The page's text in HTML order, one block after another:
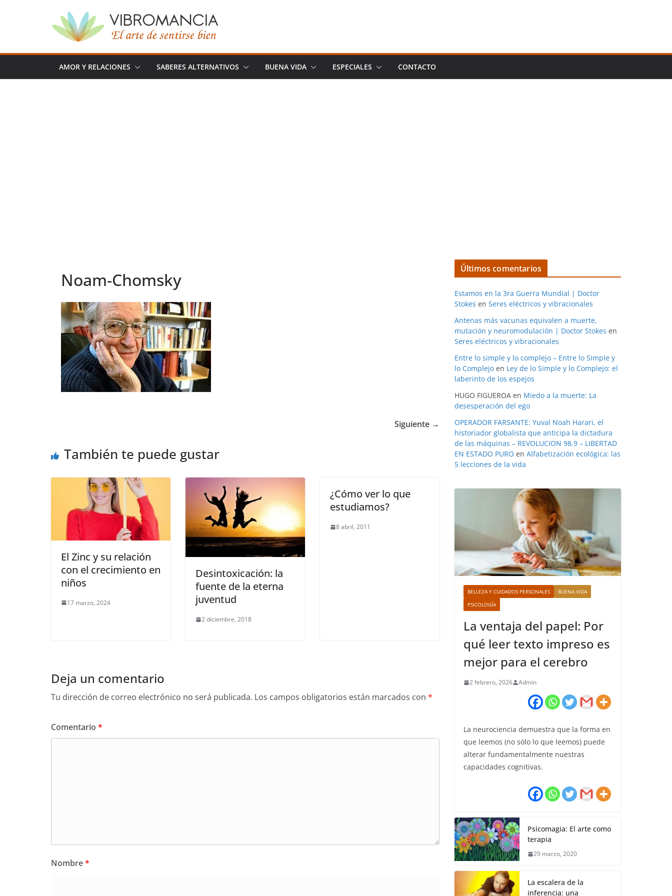
AMOR Y RELACIONES SABERES ALTERNATIVOS BUENA VIDA ESPECIALES CONTACTO
Noam-Chomsky
Siguiente →
También te puede gustar
El Zinc y su relación
con el crecimiento en
niños
17 marzo, 2024
Desintoxicación: la
fuente de la eterna
juventud
2 diciembre, 2018
¿Cómo ver lo que
estudiamos?
8 abril, 2011
Deja un comentario
Tu dirección de correo electrónico no será publicada. Los campos obligatorios están marcados con *
Comentario *
Nombre*
Últimos comentarios
Estamos en la 3ra Guerra Mundial | Doctor
Stokes en Seres eléctricos y vibracionales
Antenas más vacunas equivalen a muerte,
mutación y neuromodulación | Doctor Stokes en
Seres eléctricos y vibracionales
Entre lo simple y lo complejo – Entre lo Simple y
lo Complejo en Ley de lo Simple y lo Complejo: el
laberinto de los espejos
HUGO FIGUEROA en Miedo a la muerte: La
desesperación del ego
OPERADOR FARSANTE: Yuval Noah Harari, el
historiador globalista que anticipa la dictadura
de las máquinas – REVOLUCION 98.9 – LIBERTAD
EN ESTADO PURO en Alfabetización ecológica: las
5 lecciones de la vida
BELLEZA Y CUIDADOS PERSONALES
BUENA VIDA
PSICOLOGÍA
La ventaja del papel: Por
qué leer texto impreso es
mejor para el cerebro
2 febrero, 2026 Admin
La neurociencia demuestra que la forma en
que leemos (no sólo lo que leemos) puede
alterar fundamentalmente nuestras
capacidades cognitivas.
Psicomagia: El arte como
terapia
29 marzo, 2020
La escalera de la
inferencia: una